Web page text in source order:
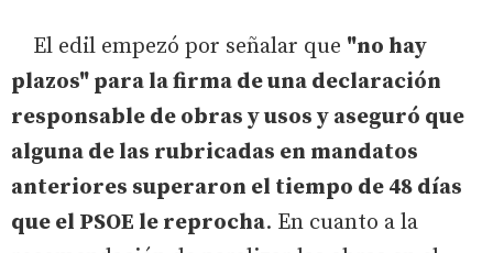
El edil empezó por señalar que "no hay
plazos" para la firma de una declaración
responsable de obras y usos y aseguró que
alguna de las rubricadas en mandatos
anteriores superaron el tiempo de 48 días
que el PSOE le reprocha. En cuanto a la